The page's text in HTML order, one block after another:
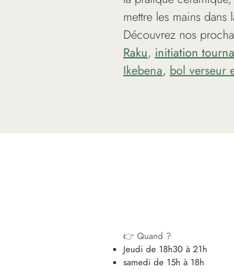
mettre les mains dans
Découvrez nos
Raku, initiation
Ikebena, bol verseur
👉 Quand ?
Jeudi de 18h30 à 21h
samedi de 15h à 18h